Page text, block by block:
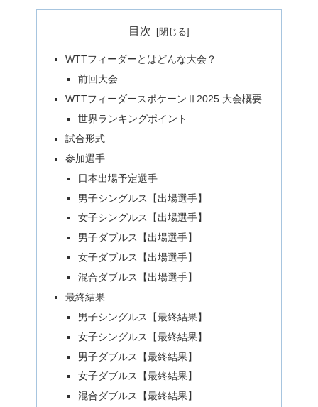
目次
WTTフィーダーとはどんな大会？
前回大会
WTTフィーダースポケーンⅡ2025 大会概要
世界ランキングポイント
試合形式
参加選手
日本出場予定選手
男子シングルス【出場選手】
女子シングルス【出場選手】
男子ダブルス【出場選手】
女子ダブルス【出場選手】
混合ダブルス【出場選手】
最終結果
男子シングルス【最終結果】
女子シングルス【最終結果】
男子ダブルス【最終結果】
女子ダブルス【最終結果】
混合ダブルス【最終結果】